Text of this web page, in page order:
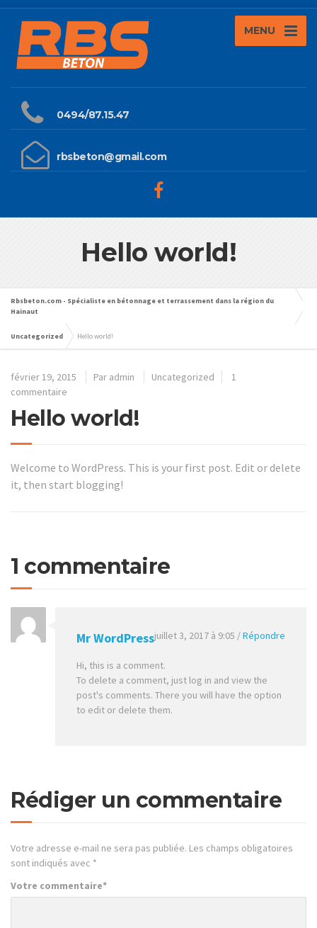
MENU
0494/87.15.47
rbsbeton@gmail.com
Hello world!
Rbsbeton.com - Spécialiste en bétonnage et terrassement dans la région du
Hainaut
Uncategorized Hello world!
février 19, 2015 Par admin Uncategorized
1
commentaire
Hello world!
Welcome to WordPress. This is your first post. Edit or delete
it, then start blogging!
1 commentaire
Mr WordPressjuillet 3, 2017 à 9:05 /Répondre
Hi, this is a comment.
To delete a comment, just log in and view the
post's comments. There you will have the option
to edit or delete them.
Rédiger un commentaire
Votre adresse e-mail ne sera pas publiée. Les champs obligatoires
sont indiqués avec *
Votre commentaire*